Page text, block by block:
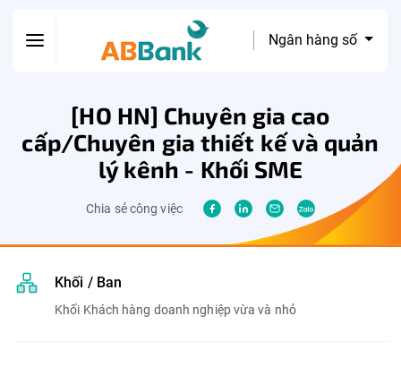
Ngân hàng số
[HO HN] Chuyên gia cao
cấp/Chuyên gia thiết kế và quản
lý kênh - Khối SME
Chia sẻ công việc
Khối / Ban
Khối Khách hàng doanh nghiệp vừa và nhỏ